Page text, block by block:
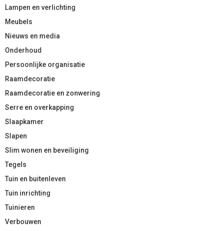
Lampen en verlichting
Meubels
Nieuws en media
Onderhoud
Persoonlijke organisatie
Raamdecoratie
Raamdecoratie en zonwering
Serre en overkapping
Slaapkamer
Slapen
Slim wonen en beveiliging
Tegels
Tuin en buitenleven
Tuin inrichting
Tuinieren
Verbouwen